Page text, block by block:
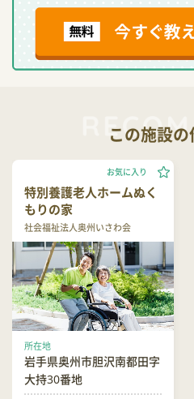
この施設
特別養護老人ホームぬく
もりの家
社会福祉法人奥州いさわ会
お気に入り
所在地
岩手県奥州市胆沢南都田字
大持30番地